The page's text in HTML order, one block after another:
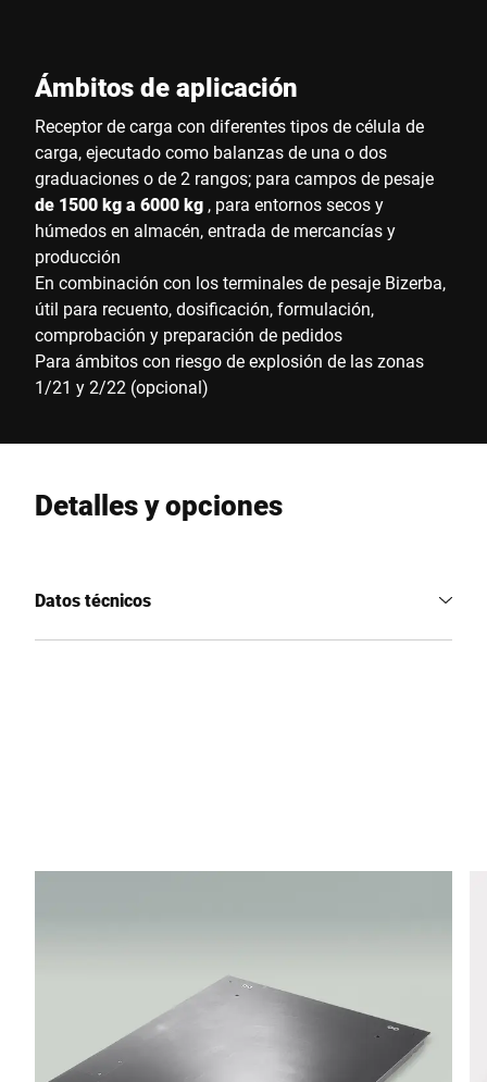
Ámbitos de aplicación
Receptor de carga con diferentes tipos de célula de
carga, ejecutado como balanzas de una o dos
graduaciones o de 2 rangos; para campos de pesaje
de 1500 kg a 6000 kg , para entornos secos y
húmedos en almacén, entrada de mercancías y
producción
En combinación con los terminales de pesaje Bizerba,
útil para recuento, dosificación, formulación,
comprobación y preparación de pedidos
Para ámbitos con riesgo de explosión de las zonas
1/21 y 2/22 (opcional)
Detalles y opciones
Datos técnicos